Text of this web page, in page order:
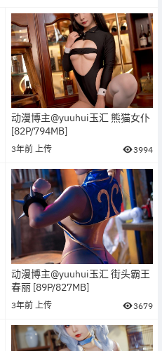
动漫博主@yuuhui玉汇 熊猫女仆
[82P/794MB]
3年前 上传 3994
动漫博主@yuuhui玉汇 街头霸王
春丽 [89P/827MB]
3年前 上传 3679